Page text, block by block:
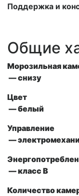
Поддержка и
Общие
Морозильная
— снизу
Цвет
— белый
Управление
—
— класс В
Количество